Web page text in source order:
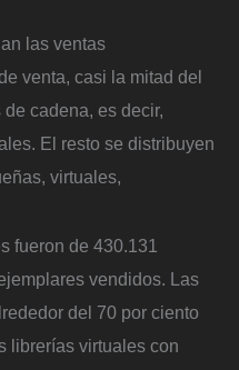
las ventas
venta, casi la mitad del
cadena, es decir,
El resto se distribuyen
virtuales,
fueron de 430.131
vendidos. Las
del 70 por ciento
librerías virtuales con